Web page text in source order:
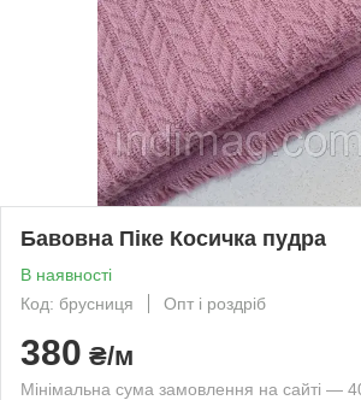
Бавовна Піке Косичка пудра
В наявності
Код: брусниця
Опт і роздріб
380 ₴/м
Мінімальна сума замовлення на сайті —